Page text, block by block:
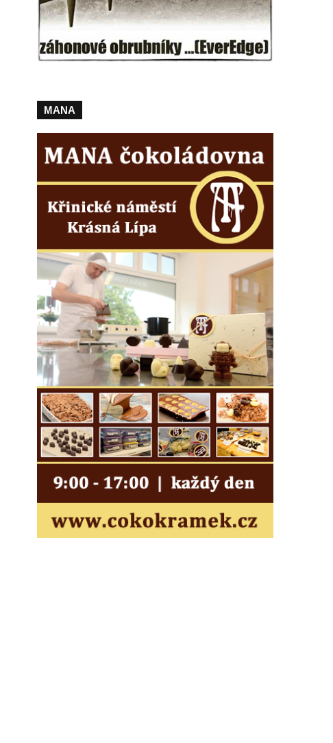
MANA